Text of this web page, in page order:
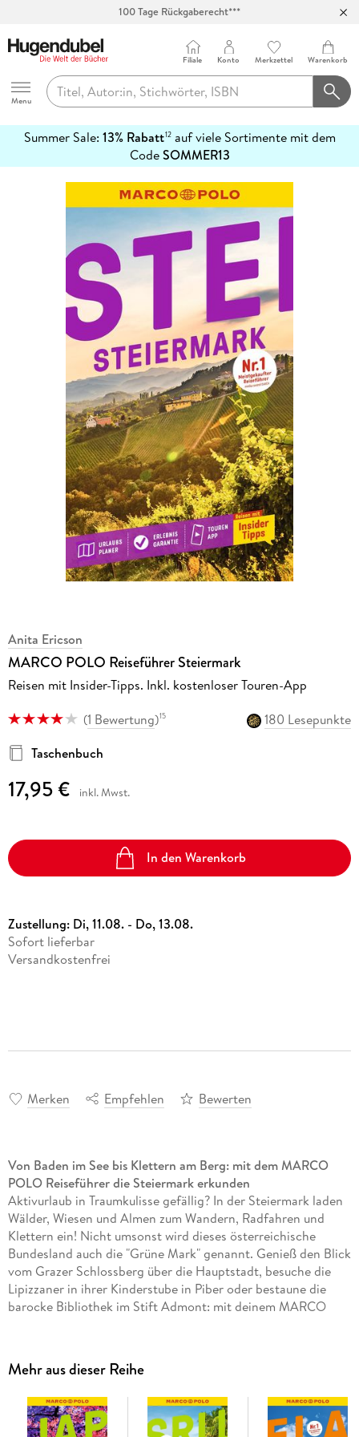
Abholung in über 100 Filialen
Hugendubel
Menu
Filiale Konto Merkzettel Warenkorb
Summer Sale: 13% Rabatt12auf viele Sortimente mit dem
CodeSOMMER13
erfahren
Anita Ericson
MARCO POLO Reiseführer Steiermark
Reisen mit Insider-Tipps. Inkl. kostenloser Touren-App
(1 Bewertung)15
180 Lesepunkte
Taschenbuch
17,95 € inkl. Mwst.
In den Warenkorb
Zustellung: Di, 11.08. - Do, 13.08.
Sofort lieferbar
Versandkostenfrei
Merken Empfehlen Bewerten
Von Baden im See bis Klettern am Berg: mit dem MARCO
POLO Reiseführer die Steiermark erkunden
Aktivurlaub in Traumkulisse gefällig? In der Steiermark laden
Wälder, Wiesen und Almen zum Wandern, Radfahren und
Klettern ein! Nicht umsonst wird dieses österreichische
Bundesland auch die "Grüne Mark" genannt. Genieß den Blick
vom Grazer Schlossberg über die Hauptstadt, besuche die
Lipizzaner in ihrer Kinderstube in Piber oder bestaune die
barocke Bibliothek im Stift Admont: mit deinem MARCO
Das Beste zuerst: die MARCO POLO
die MARCO POLO
Bucketlistfür die unvergesslichen
Urlaubserlebnisse
Mehr aus dieser Reihe